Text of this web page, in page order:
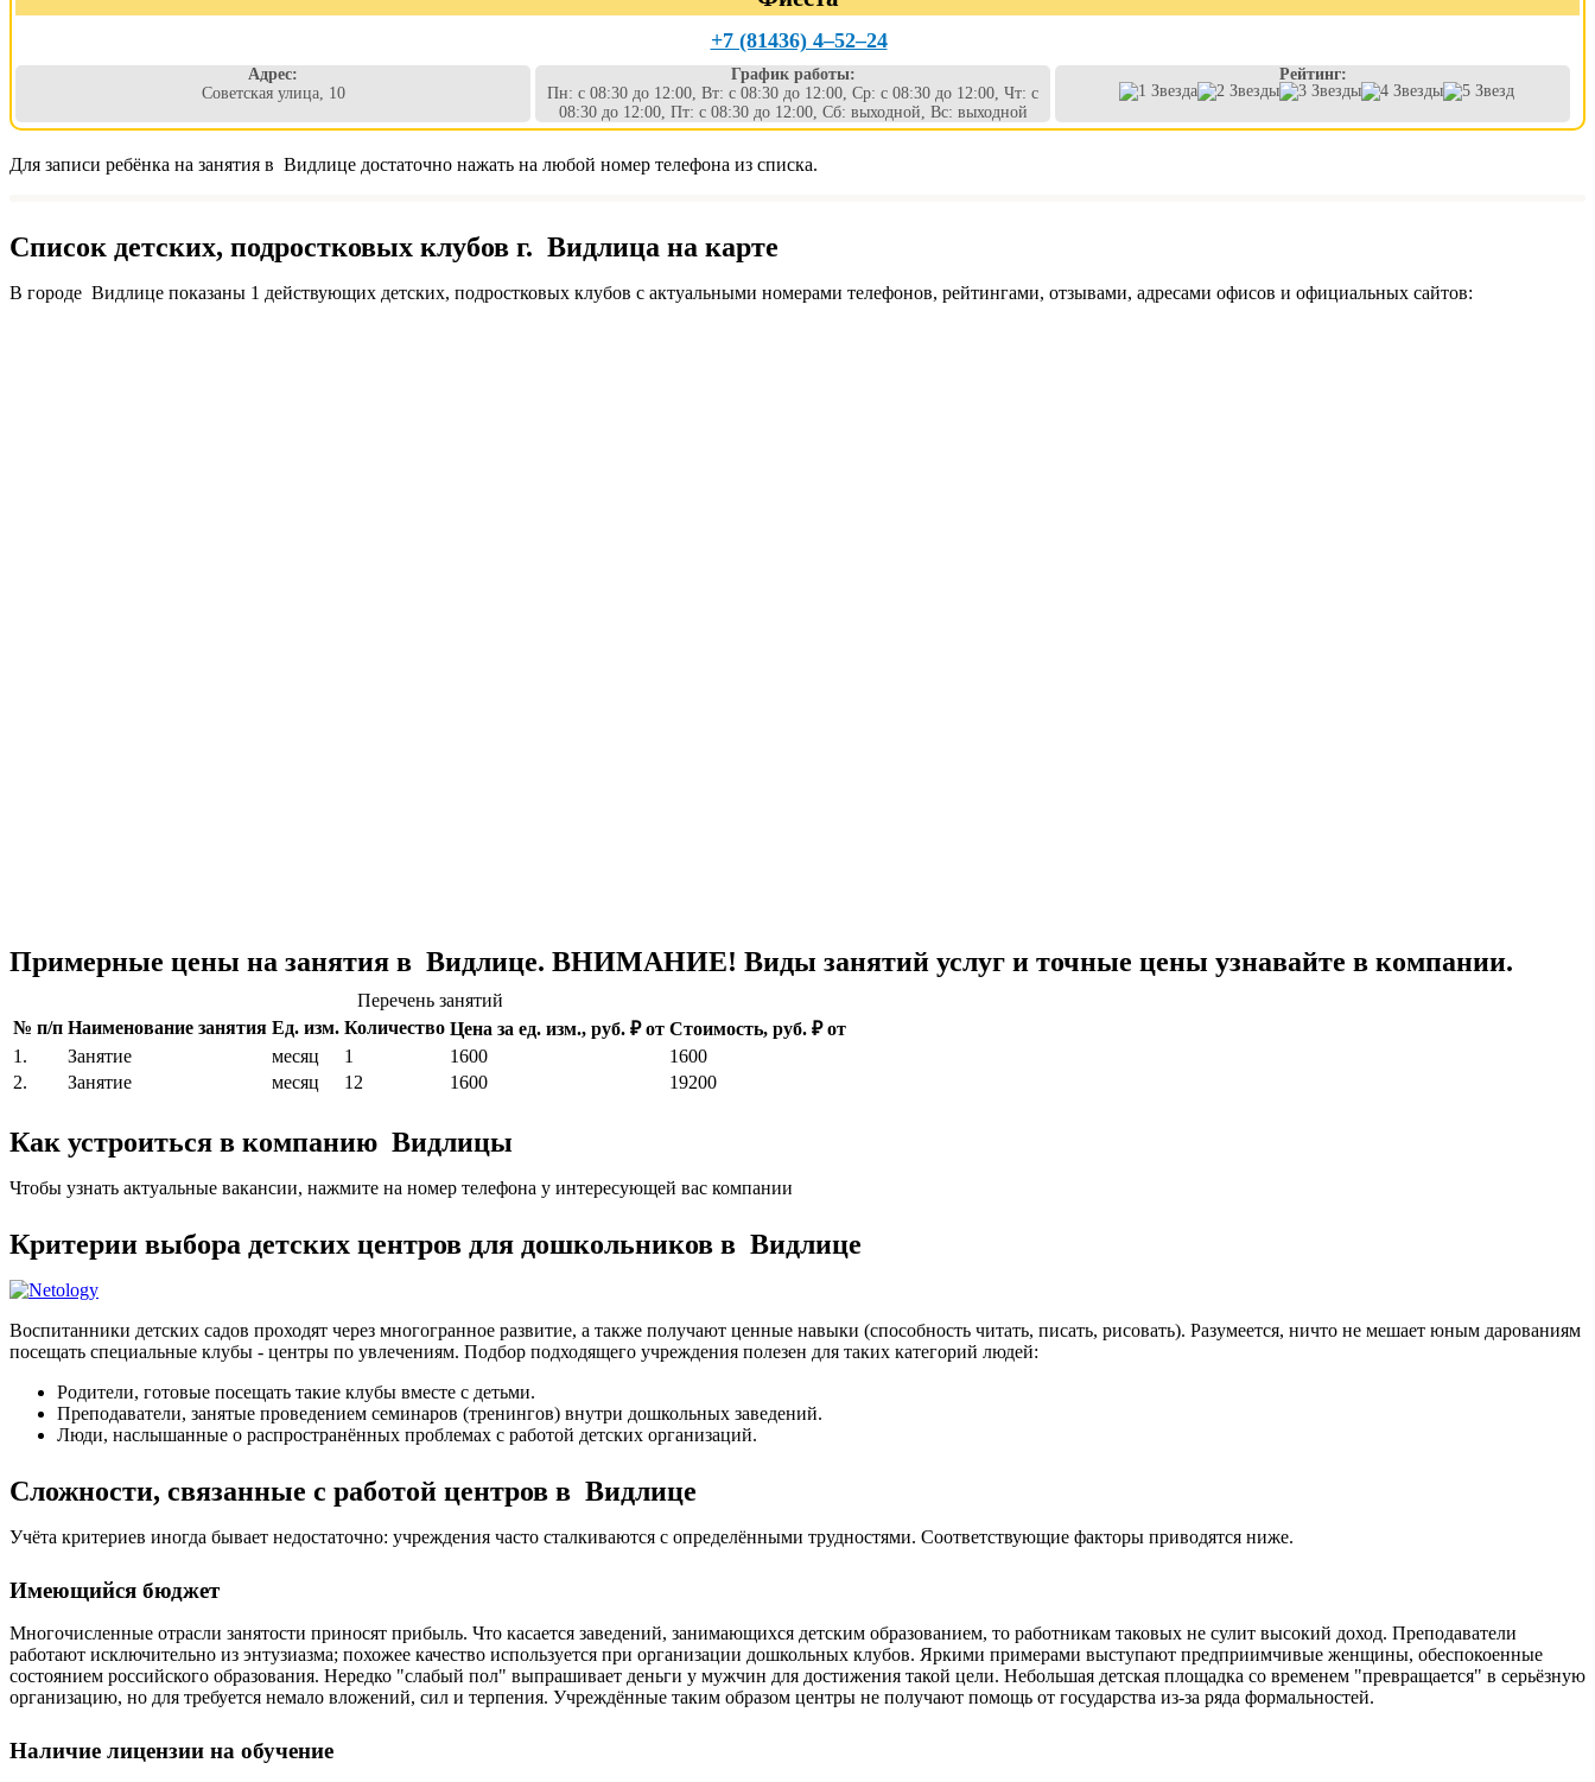
+7 (81436) 4‒52‒24
Адрес:
Советская улица, 10
График работы:
Пн: с 08:30 до 12:00, Вт: с 08:30 до 12:00, Ср: с 08:30 до 12:00, Чт: с
08:30 до 12:00, Пт: с 08:30 до 12:00, Сб: выходной, Вс: выходной
Рейтинг:
Для записи ребёнка на занятия в Видлице достаточно нажать на любой номер телефона из списка.
Список детских, подростковых клубов г. Видлица на карте
В городе Видлице показаны 1 действующих детских, подростковых клубов с актуальными номерами телефонов, рейтингами, отзывами, адресами офисов и официальных сайтов:
Примерные цены на занятия в Видлице. ВНИМАНИЕ! Виды занятий услуг и точные цены узнавайте в компании.
Перечень занятий
№ п/п Наименование занятия Ед. изм. Количество Цена за ед. изм., руб. ₽ от Стоимость, руб. ₽ от
1.
Занятие месяц 1 1600
1600
2.
Занятие месяц 12 1600 19200
Как устроиться в компанию Видлицы
Чтобы узнать актуальные вакансии, нажмите на номер телефона у интересующей вас компании
Критерии выбора детских центров для дошкольников в Видлице
Воспитанники детских садов проходят через многогранное развитие, а также получают ценные навыки (способность читать, писать, рисовать). Разумеется, ничто не мешает юным дарованиям
посещать специальные клубы - центры по увлечениям. Подбор подходящего учреждения полезен для таких категорий людей:
Родители, готовые посещать такие клубы вместе с детьми.
Преподаватели, занятые проведением семинаров (тренингов) внутри дошкольных заведений.
Люди, наслышанные о распространённых проблемах с работой детских организаций.
Сложности, связанные с работой центров в Видлице
Учёта критериев иногда бывает недостаточно: учреждения часто сталкиваются с определёнными трудностями. Соответствующие факторы приводятся ниже.
Имеющийся бюджет
Многочисленные отрасли занятости приносят прибыль. Что касается заведений, занимающихся детским образованием, то работникам таковых не сулит высокий доход. Преподаватели
работают исключительно из энтузиазма; похожее качество используется при организации дошкольных клубов. Яркими примерами выступают предприимчивые женщины, обеспокоенные
состоянием российского образования. Нередко "слабый пол" выпрашивает деньги у мужчин для достижения такой цели. Небольшая детская площадка со временем "превращается" в серьёзную
организацию, но для требуется немало вложений, сил и терпения. Учреждённые таким образом центры не получают помощь от государства из-за ряда формальностей.
Наличие лицензии на обучение